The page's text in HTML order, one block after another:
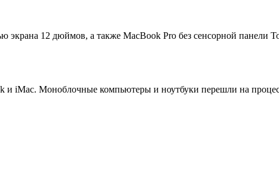
12 дюймов, а также MacBook Pro без сенсорной панели
iMac. Моноблочные компьютеры и ноутбуки перешли на